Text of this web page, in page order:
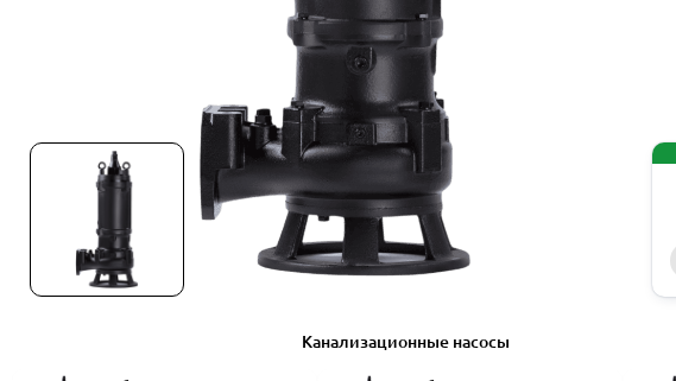
Канализационные насосы